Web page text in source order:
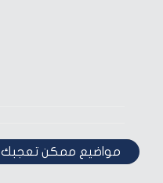
مواضيع ممكن تعجبك